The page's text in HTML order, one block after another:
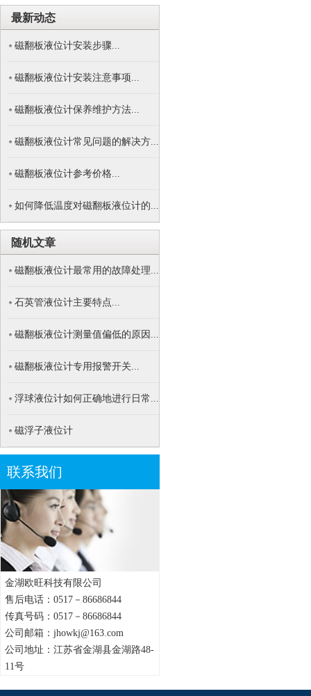
最新动态
磁翻板液位计安装步骤...
磁翻板液位计安装注意事项...
磁翻板液位计保养维护方法...
磁翻板液位计常见问题的解决方...
磁翻板液位计参考价格...
如何降低温度对磁翻板液位计的...
随机文章
磁翻板液位计最常用的故障处理...
石英管液位计主要特点...
磁翻板液位计测量值偏低的原因...
磁翻板液位计专用报警开关...
浮球液位计如何正确地进行日常...
磁浮子液位计
联系我们
金湖欧旺科技有限公司
售后电话：0517－86686844
传真号码：0517－86686844
公司邮箱：jhowkj@163.com
公司地址：江苏省金湖县金湖路48-
11号